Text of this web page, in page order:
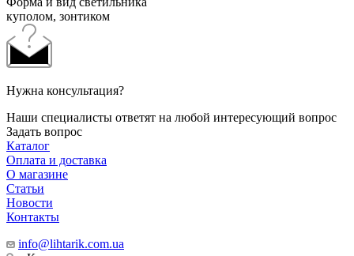
куполом, зонтиком
Нужна консультация?
Наши специалисты ответят на любой интересующий вопрос
Задать вопрос
Каталог
Оплата и доставка
О магазине
Статьи
Новости
Контакты
info@lihtarik.com.ua